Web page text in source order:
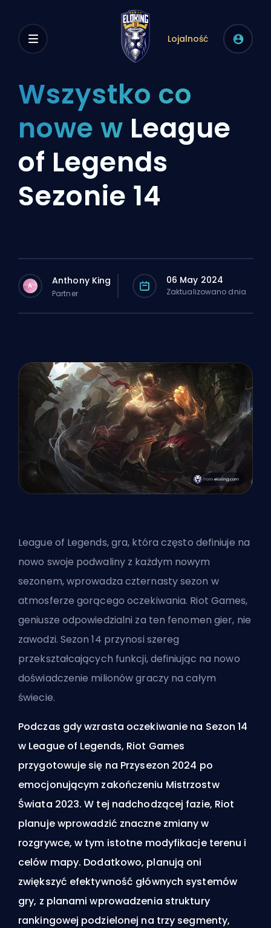
Lojalność
Wszystko co
nowe w League
of Legends
Sezonie 14
A Anthony King
Partner
06 May 2024
Zaktualizowano dnia
League of Legends, gra, która często definiuje na
nowo swoje podwaliny z każdym nowym
sezonem, wprowadza czternasty sezon w
atmosferze gorącego oczekiwania. Riot Games,
geniusze odpowiedzialni za ten fenomen gier, nie
zawodzi. Sezon 14 przynosi szereg
przekształcających funkcji, definiując na nowo
doświadczenie milionów graczy na całym
świecie.
Podczas gdy wzrasta oczekiwanie na Sezon 14
w League of Legends, Riot Games
przygotowuje się na Przysezon 2024 po
emocjonującym zakończeniu Mistrzostw
Świata 2023. W tej nadchodzącej fazie, Riot
planuje wprowadzić znaczne zmiany w
rozgrywce, w tym istotne modyfikacje terenu i
celów mapy. Dodatkowo, planują oni
zwiększyć efektywność głównych systemów
gry, z planami wprowadzenia struktury
rankingowej podzielonej na trzy segmenty,